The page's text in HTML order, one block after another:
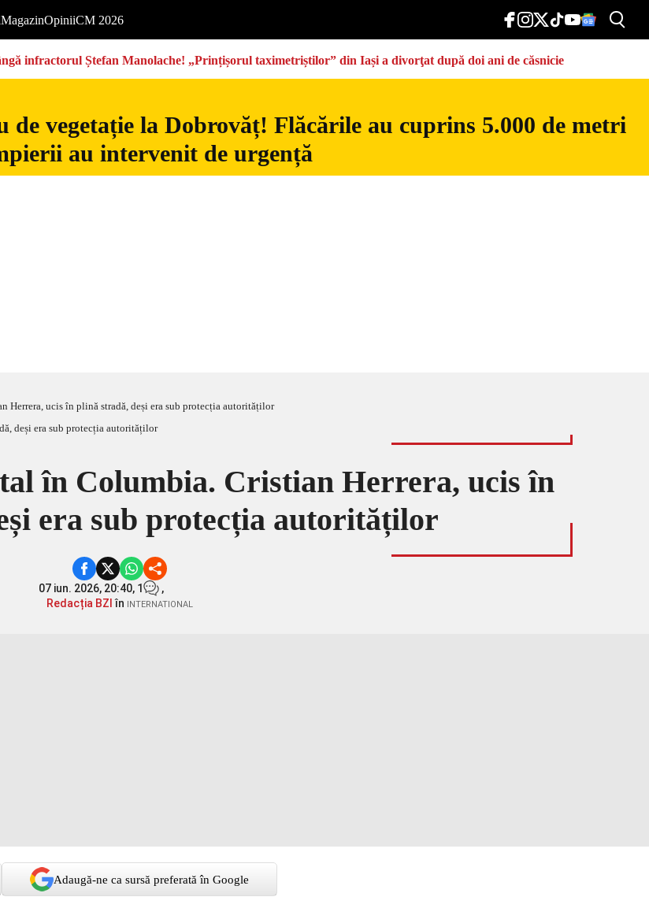
MagazinOpiniiCM 2026
infractorul Ștefan Manolache! „Prințișorul taximetriștilor” din Iași a divorţat după doi ani de căsnicie
de vegetație la Dobrovăț! Flăcările au cuprins 5.000 de metri
au intervenit de urgență
Herrera, ucis în plină stradă, deși era sub protecția autorităților
în Columbia. Cristian Herrera, ucis în
era sub protecția autorităților
07 iun. 2026, 20:40, 1
,
Redacția BZI în INTERNATIONAL
Adaugă-ne ca sursă preferată în Google